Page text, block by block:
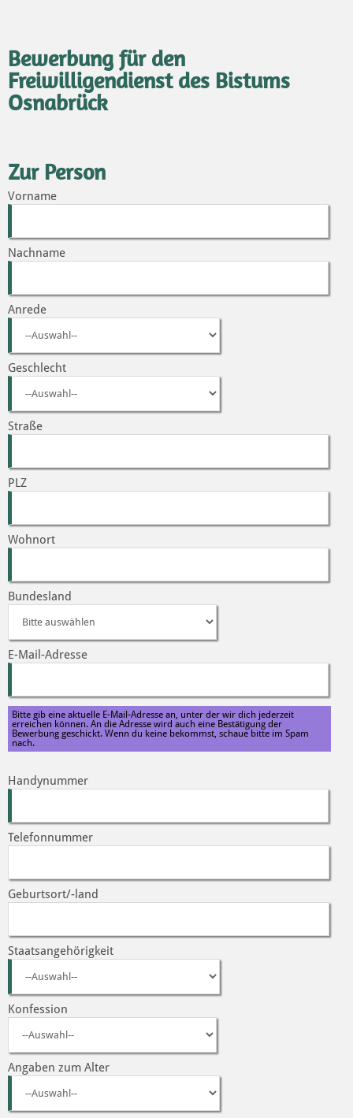
Bewerbung für den
Freiwilligendienst des Bistums
Osnabrück
Zur Person
Vorname
Nachname
Anrede
Geschlecht
Straße
PLZ
Wohnort
Bundesland
E-Mail-Adresse
Bitte gib eine aktuelle E-Mail-Adresse an, unter der wir dich jederzeit
erreichen können. An die Adresse wird auch eine Bestätigung der
Bewerbung geschickt. Wenn du keine bekommst, schaue bitte im Spam
nach.
Handynummer
Telefonnummer
Geburtsort/-land
Staatsangehörigkeit
Konfession
Angaben zum Alter